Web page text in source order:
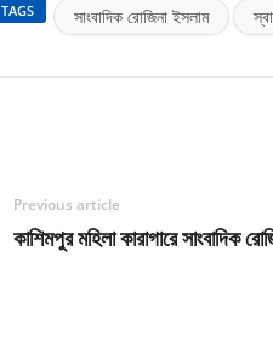
TAGS সাংবাদিক রোজিনা ইসলাম
Previous article
কাশিমপুর মহিলা কারাগারে সাংবাদিক